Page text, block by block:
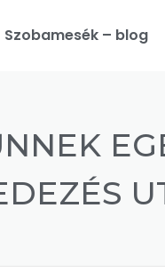
Szobamesék – blog